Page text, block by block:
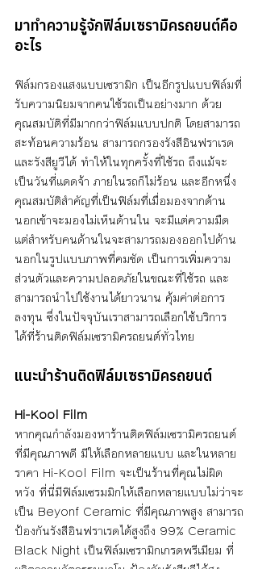
มาทำความรู้จักฟิล์มเซรามิครถยนต์คือ
อะไร
ฟิล์มกรองแสงแบบเซรามิก เป็นอีกรูปแบบฟิล์มที่
รับความนิยมจากคนใช้รถเป็นอย่างมาก ด้วย
คุณสมบัติที่มีมากกว่าฟิล์มแบบปกติ โดยสามารถ
สะท้อนความร้อน สามารถกรองรังสีอินฟราเรด
และรังสียูวีได้ ทำให้ในทุกครั้งที่ใช้รถ ถึงแม้จะ
เป็นวันที่แดดจ้า ภายในรถก็ไม่ร้อน และอีกหนึ่ง
คุณสมบัติสำคัญที่เป็นฟิล์มที่เมื่อมองจากด้าน
นอกเข้าจะมองไม่เห็นด้านใน จะมีแต่ความมืด
แต่สำหรับคนด้านในจะสามารถมองออกไปด้าน
นอกในรูปแบบภาพที่คมชัด เป็นการเพิ่มความ
ส่วนตัวและความปลอดภัยในขณะที่ใช้รถ และ
สามารถนำไปใช้งานได้ยาวนาน คุ้มค่าต่อการ
ลงทุน ซึ่งในปัจจุบันเราสามารถเลือกใช้บริการ
ได้ที่ร้านติดฟิล์มเซรามิครถยนต์ทั่วไทย
แนะนำร้านติดฟิล์มเซรามิครถยนต์
Hi-Kool Film
หากคุณกำลังมองหาร้านติดฟิล์มเซรามิครถยนต์
ที่มีคุณภาพดี มีให้เลือกหลายแบบ และในหลาย
ราคา Hi-Kool Film จะเป็นร้านที่คุณไม่ผิด
หวัง ที่นี่มีฟิล์มเซรมมิกให้เลือกหลายแบบไม่ว่าจะ
เป็น Beyonf Ceramic ที่มีคุณภาพสูง สามารถ
ป้องกันรังสีอินฟราเรดได้สูงถึง 99% Ceramic
Black Night เป็นฟิล์มเซรามิกเกรดพรีเมียม ที่